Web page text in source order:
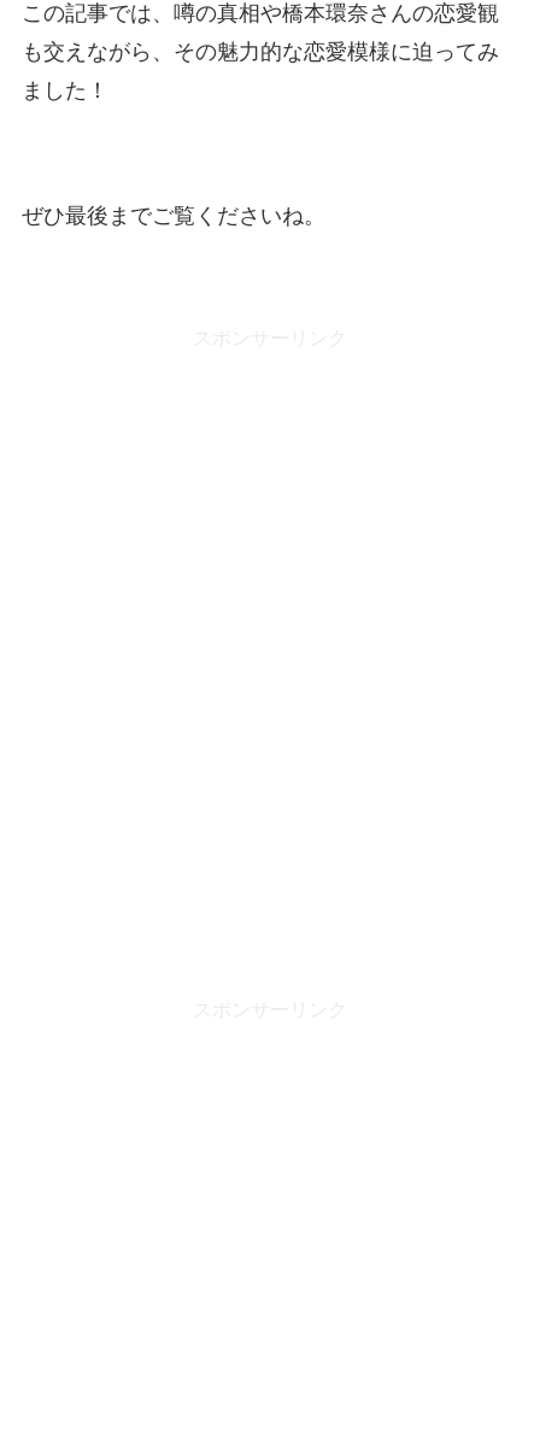
この記事では、噂の真相や橋本環奈さんの恋愛観
も交えながら、その魅力的な恋愛模様に迫ってみ
ました！
ぜひ最後までご覧くださいね。